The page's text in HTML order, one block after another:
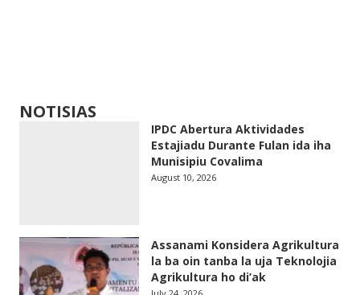
NOTISIAS
IPDC Abertura Aktividades
Estajiadu Durante Fulan ida iha
Munisipiu Covalima
August 10, 2026
Assanami Konsidera Agrikultura
la ba oin tanba la uja Teknolojia
Agrikultura ho di’ak